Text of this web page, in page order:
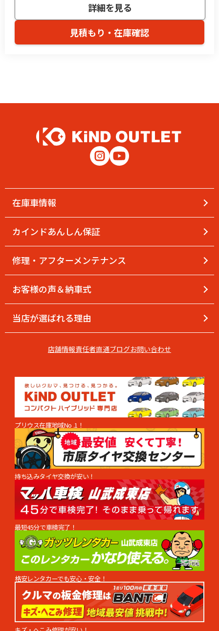
詳細を見る
見積もり・在庫確認
在庫車情報
カインドあんしん保証
修理・アフターメンテナンス
お客様の声＆納車式
当店が選ばれる理由
店舗情報責任者直通ブログお問い合わせ
プリウス在庫地域No .1！
持ち込みタイヤ交換が安い！
最短45分で車検完了！
格安レンタカーでも安心・安全！